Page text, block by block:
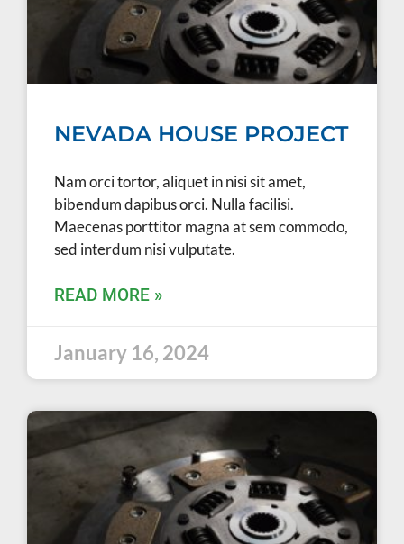
NEVADA HOUSE PROJECT
Nam orci tortor, aliquet in nisi sit amet,
bibendum dapibus orci. Nulla facilisi.
Maecenas porttitor magna at sem commodo,
sed interdum nisi vulputate.
READ MORE »
January 16, 2024